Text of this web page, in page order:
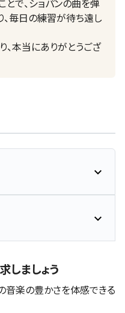
とで、ショパンの曲を弾
、毎日の練習が待ち遠し
、本当にありがとうござ
しましょう
音楽の豊かさを体感できる